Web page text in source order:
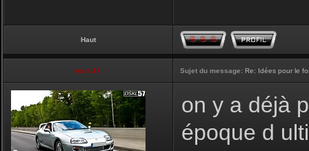
Haut
touti-17 Sujet du message: Re: Idées pour le
on y a déjà
époque d